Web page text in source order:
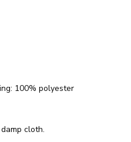
100% polyester
cloth.